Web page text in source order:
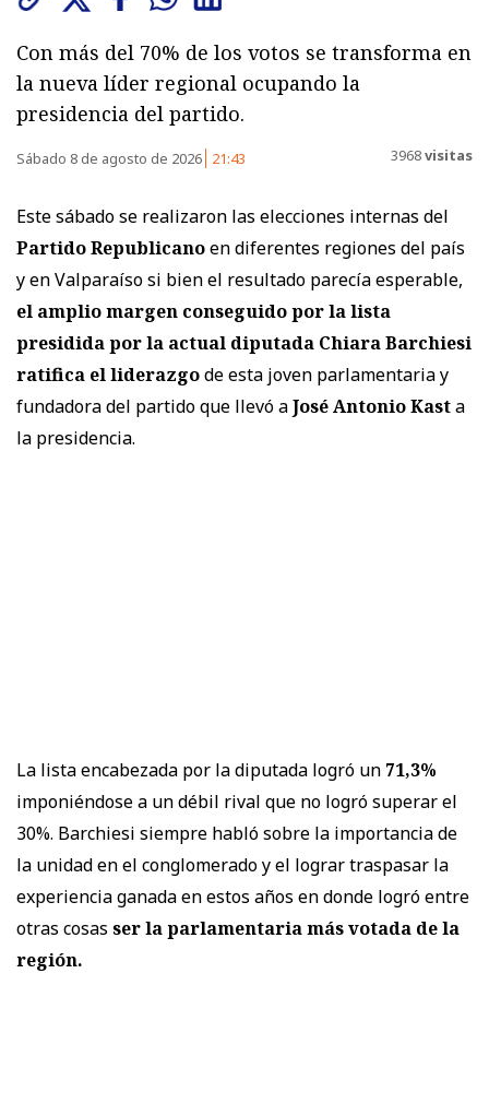
Con más del 70% de los votos se transforma en
la nueva líder regional ocupando la
presidencia del partido.
Sábado 8 de agosto de 2026 21:43 3968visitas
Este sábado se realizaron las elecciones internas del
Partido Republicanoen diferentes regiones del país
y en Valparaíso si bien el resultado parecía esperable,
el amplio margen conseguido por la lista
presidida por la actual diputada Chiara Barchiesi
ratifica el liderazgode esta joven parlamentaria y
fundadora del partido que llevó aJosé Antonio Kasta
la presidencia.
La lista encabezada por la diputada logró un 71,3%
imponiéndose a un débil rival que no logró superar el
30%. Barchiesi siempre habló sobre la importancia de
la unidad en el conglomerado y el lograr traspasar la
experiencia ganada en estos años en donde logró entre
otras cosas ser la parlamentaria más votada de la
región.